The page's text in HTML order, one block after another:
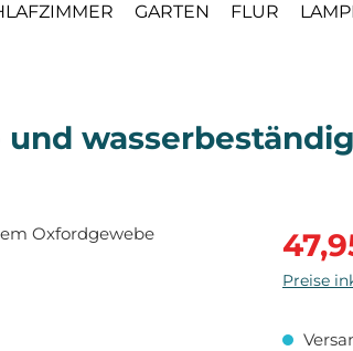
GARTEN FLUR
und
Preise